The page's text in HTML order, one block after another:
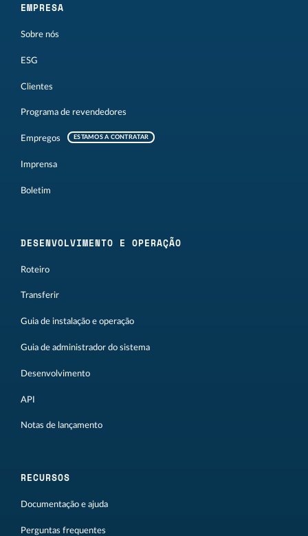
EMPRESA
Sobre nós
ESG
Clientes
Programa de revendedores
Empregos ESTAMOS A CONTRATAR
Imprensa
Boletim
DESENVOLVIMENTO E OPERAÇÃO
Roteiro
Transferir
Guia de instalação e operação
Guia de administrador do sistema
Desenvolvimento
API
Notas de lançamento
RECURSOS
Documentação e ajuda
Perguntas frequentes